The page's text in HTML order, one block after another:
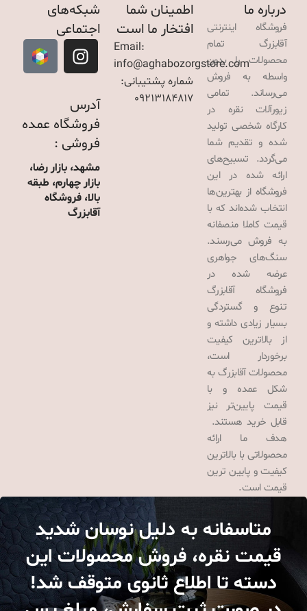
درباره ما
فروشگاه اینترنتی
آقابزرگ تمام
محصولات را بدون
واسطه به فروش
می‌رساند. تمامی
زیورآلات نقره در
کارگاه شخصی تولید
شده و تقدیم شما
می‌گردد. تسبیح‌های
ارائه شده در این
فروشگاه از بهترین‌ها
انتخاب شده‌اند که با
قیمت کاملا منصفانه
به فروش می‌رسند.
سنگ‌های جواهری
عرضه شده در
فروشگاه آقابزرگ
تنوع و گستردگی
بسیار زیادی داشته و
از بالاترین کیفیت
برخوردار است،
محصولات آقابزرگ به
شکل عمده و با
قیمت پایین‌تر نیز
قابل خرید هستند.
هدف ما ارائه
محصولاتی با بالاترین
کیفیت و پایین ترین
قیمت است.
اطمینان شما
افتخار ما است
Email:
info@aghabozorgstore.com
شماره پشتیبانی:
09213184817
شبکه‌های
اجتماعی
آدرس
فروشگاه عمده
فروشی :
مشهد، بازار رضا،
بازار چهارم، طبقه
بالا، فروشگاه
آقابزرگ
متاسفانه به دلیل نوسان شدید
قیمت نقره، فروش محصولات این
دسته تا اطلاع ثانوی متوقف شد!